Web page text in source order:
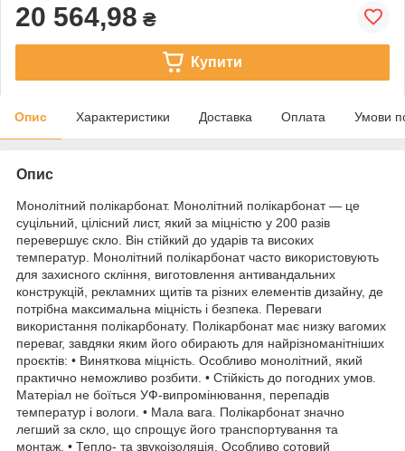
20 564,98 ₴
Купити
Опис Характеристики Доставка Оплата Умови
Опис
Монолітний полікарбонат. Монолітний полікарбонат — це
суцільний, цілісний лист, який за міцністю у 200 разів
перевершує скло. Він стійкий до ударів та високих
температур. Монолітний полікарбонат часто використовують
для захисного скління, виготовлення антивандальних
конструкцій, рекламних щитів та різних елементів дизайну, де
потрібна максимальна міцність і безпека. Переваги
використання полікарбонату. Полікарбонат має низку вагомих
переваг, завдяки яким його обирають для найрізноманітніших
проєктів: • Виняткова міцність. Особливо монолітний, який
практично неможливо розбити. • Стійкість до погодних умов.
Матеріал не боїться УФ-випромінювання, перепадів
температур і вологи. • Мала вага. Полікарбонат значно
легший за скло, що спрощує його транспортування та
монтаж. • Тепло- та звукоізоляція. Особливо сотовий